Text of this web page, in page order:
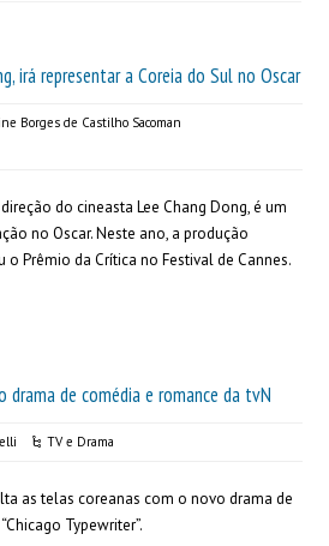
irá representar a Coreia do Sul no Oscar
Borges de Castilho Sacoman
do cineasta Lee Chang Dong, é um
no Oscar. Neste ano, a produção
Prêmio da Crítica no Festival de Cannes.
drama de comédia e romance da tvN
TV e Drama
as telas coreanas com o novo drama de
Typewriter”.